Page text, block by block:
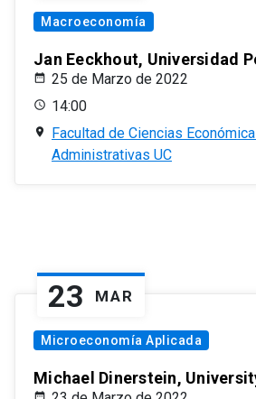
Macroeconomía
Jan Eeckhout, Universidad
25 de Marzo de 2022
14:00
Facultad de Ciencias
Administrativas UC
23 MAR
Microeconomía Aplicada
Michael Dinerstein,